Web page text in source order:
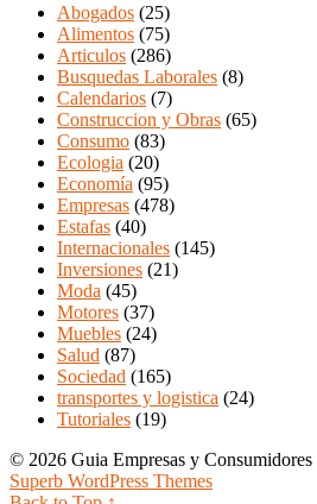
Abogados (25)
Alimentos (75)
Articulos (286)
Busquedas Laborales (8)
Calendarios (7)
Construccion y Obras (65)
Consumo (83)
Ecologia (20)
Economía (95)
Empresas (478)
Estafas (40)
Internacionales (145)
Inversiones (21)
Moda (45)
Motores (37)
Muebles (24)
Salud (87)
Sociedad (165)
transportes y logistica (24)
Tutoriales (19)
© 2026 Guia Empresas y Consumidores
Superb WordPress Themes